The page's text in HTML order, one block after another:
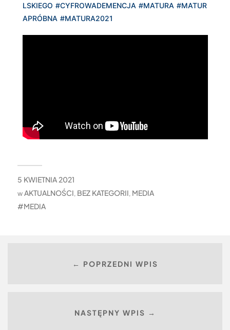
LSKIEGO #CYFROWADEMENCJA #MATURA #MATUR
APRÓBNA #MATURA2021
5 KWIETNIA 2021
wAKTUALNOŚCI, BEZ KATEGORII, MEDIA
MEDIA
← POPRZEDNI WPIS
NASTĘPNY WPIS →